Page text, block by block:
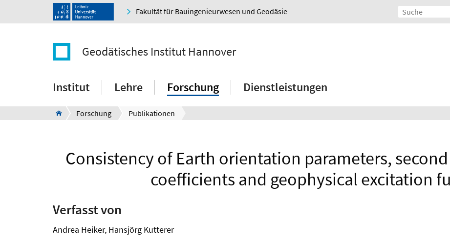
Fakultät für Bauingenieurwesen und Geodäsie
Geodätisches Institut Hannover
Institut Lehre Forschung Dienstleistungen
Forschung Publikationen
Consistency of Earth orientation parameters,
coefficients and geophysical excitation
Verfasst von
Andrea Heiker, Hansjörg Kutterer